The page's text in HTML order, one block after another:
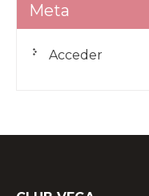
Meta
Acceder